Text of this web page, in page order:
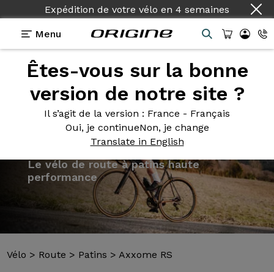
Expédition de votre vélo en 4 semaines
Menu
Êtes-vous sur la bonne
version de notre site ?
Il s’agit de la version : France - Français
Oui, je continueNon, je change
Translate in English
Modèles
Vélo > Route > Patins >Axxome RS